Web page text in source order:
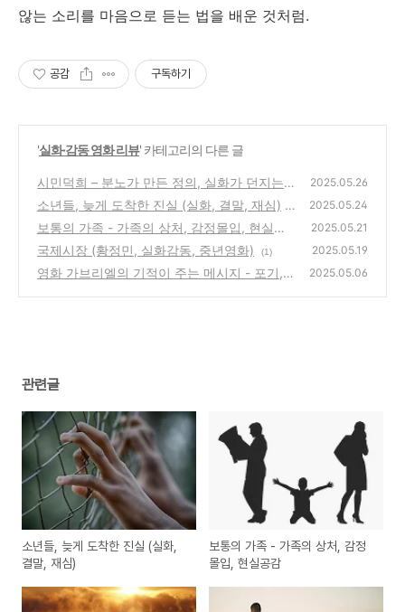
않는 소리를 마음으로 듣는 법을 배운 것처럼.
공감 구독하기
'실화·감동 영화 리뷰' 카테고리의 다른 글
시민덕희 – 분노가 만든 정의, 실화가 던지는
묵직한 울림
(0)
2025.05.26
소년들, 늦게 도착한 진실 (실화, 결말, 재심)
(0)
2025.05.24
보통의 가족 - 가족의 상처, 감정몰입, 현실공
감
(0)
2025.05.21
국제시장 (황정민, 실화감동, 중년영화) (1) 2025.05.19
영화 가브리엘의 기적이 주는 메시지 - 포기,
2025.05.06
관련글
소년들, 늦게 도착한 진실 (실화,
결말, 재심)
보통의 가족 - 가족의 상처, 감정
몰입, 현실공감